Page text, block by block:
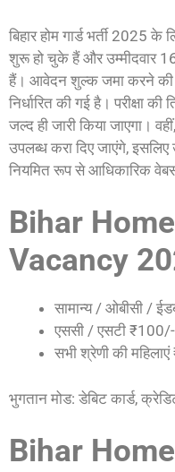
बिहार होम गार्ड भर्ती
शुरू हो चुके हैं और
हैं। आवेदन शुल्क जमा करने की
निर्धारित की गई है। परीक्षा
जल्द ही जारी किया जाएगा।
उपलब्ध करा दिए जाएंगे, इसलिए
नियमित रूप से आधिकारिक
Bihar
Vacancy
सामान्य / ओबीसी /
एससी / एसटी ₹100/-
सभी श्रेणी की
भुगतान मोड: डेबिट कार्ड,
Bihar